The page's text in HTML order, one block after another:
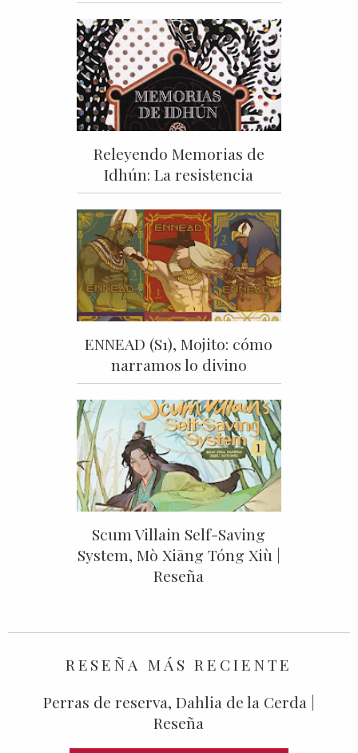
Releyendo Memorias de
Idhún: La resistencia
ENNEAD (S1), Mojito: cómo
narramos lo divino
Scum Villain Self-Saving
System, Mò Xiāng Tóng Xiù |
Reseña
RESEÑA MÁS RECIENTE
Perras de reserva, Dahlia de la Cerda |
Reseña